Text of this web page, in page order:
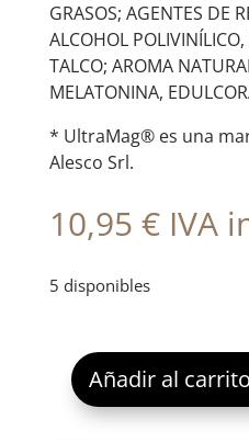
GRASOS; AGENTES DE
ALCOHOL
TALCO; AROMA
MELATONINA,
* UltraMag® es una
Alesco Srl.
10,95 € IVA
5 disponibles
Añadir al carrito